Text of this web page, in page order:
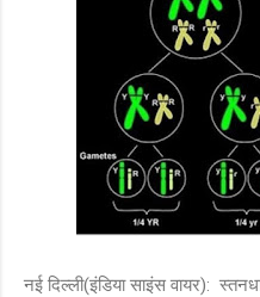
नई दिल्ली(इंडिया साइंस वायर):